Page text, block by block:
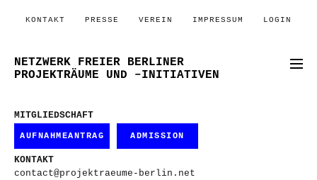
KONTAKT PRESSE VEREIN IMPRESSUM LOGIN
NETZWERK FREIER BERLINER
PROJEKTRÄUME UND –INITIATIVEN
MITGLIEDSCHAFT
AUFNAHMEANTRAG ADMISSION
KONTAKT
contact@projektraeume-berlin.net